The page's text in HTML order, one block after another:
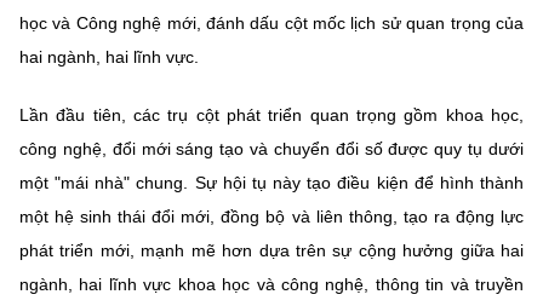
học và Công nghệ mới, đánh dấu cột mốc lịch sử quan trọng của
hai ngành, hai lĩnh vực.
Lần đầu tiên, các trụ cột phát triển quan trọng gồm khoa học,
công nghệ, đổi mới sáng tạo và chuyển đổi số được quy tụ dưới
một "mái nhà" chung. Sự hội tụ này tạo điều kiện để hình thành
một hệ sinh thái đổi mới, đồng bộ và liên thông, tạo ra động lực
phát triển mới, mạnh mẽ hơn dựa trên sự cộng hưởng giữa hai
ngành, hai lĩnh vực khoa học và công nghệ, thông tin và truyền